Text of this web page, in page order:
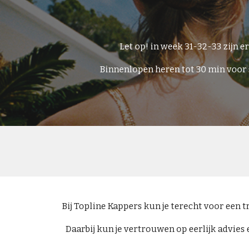
Let op! in week 31-32-33 zijn
Binnenlopen heren tot 30 min
Bij Topline Kappers kun je terecht voor een
Daarbij kun je vertrouwen op eerlijk advies